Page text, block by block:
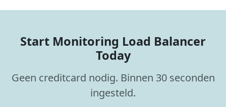
Start Monitoring Load Balancer
Today
Geen creditcard nodig. Binnen 30 seconden
ingesteld.